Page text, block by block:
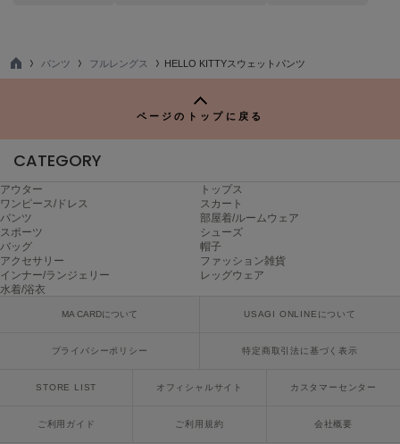
スノーピーク
スナイデル
SNIDEL HOME
スナイデル ホーム
SOFER
ソフェル
ソリン
Stylevoice for xxx
TO
パンツ フルレングス HELLO KITTYスウェットパンツ
ページのトップに戻る
CATEGORY
アウター
トップス
ワンピース/ドレス
スカート
パンツ
部屋着/ルームウェア
スポーツ
シューズ
バッグ
帽子
アクセサリー
ファッション雑貨
インナー/ランジェリー
レッグウェア
水着/浴衣
MA CARDについて USAGI ONLINEについて
プライバシーポリシー 特定商取引法に基づく表示
STORE LIST オフィシャルサイト カスタマーセンター
ご利用ガイド ご利用規約 会社概要